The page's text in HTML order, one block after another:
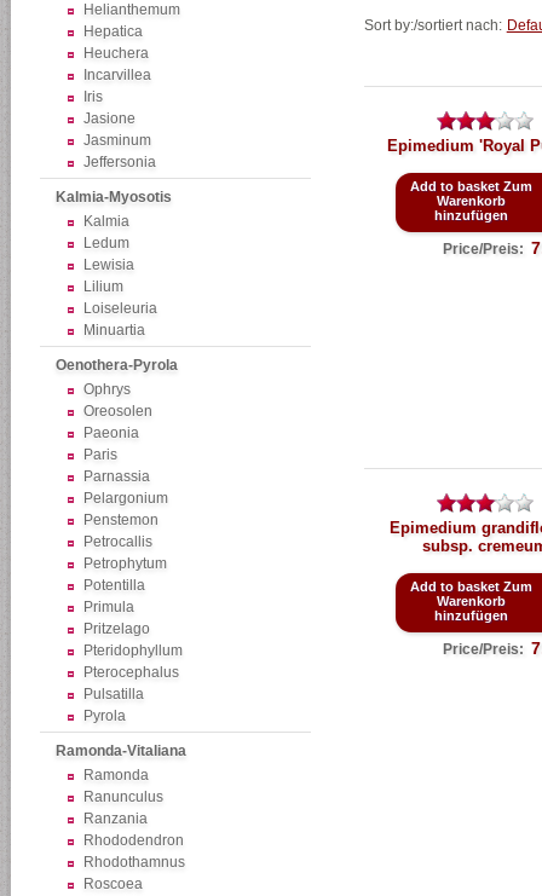
Helianthemum
Hepatica
Heuchera
Incarvillea
Iris
Jasione
Jasminum
Jeffersonia
Kalmia-Myosotis
Kalmia
Ledum
Lewisia
Lilium
Loiseleuria
Minuartia
Oenothera-Pyrola
Ophrys
Oreosolen
Paeonia
Paris
Parnassia
Pelargonium
Penstemon
Petrocallis
Petrophytum
Potentilla
Primula
Pritzelago
Pteridophyllum
Pterocephalus
Pulsatilla
Pyrola
Ramonda-Vitaliana
Ramonda
Ranunculus
Ranzania
Rhododendron
Rhodothamnus
Roscoea
Sort by:/sortiert nach:
Epimedium 'Royal
Add to basket Zum
Warenkorb
hinzufügen
Price/Preis:
Epimedium
subsp.
Add to basket Zum
Warenkorb
hinzufügen
Price/Preis: